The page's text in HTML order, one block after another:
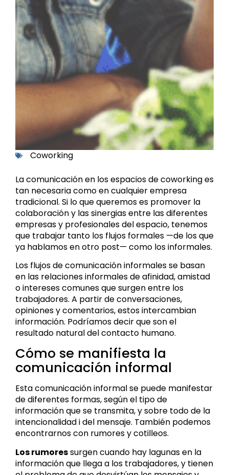
Coworking
La comunicación en los espacios de coworking es
tan necesaria como en cualquier empresa
tradicional. Si lo que queremos es promover la
colaboración y las sinergias entre las diferentes
empresas y profesionales del espacio, tenemos
que trabajar tanto los flujos formales —de los que
ya hablamos en otro post— como los informales.
Los flujos de comunicación informales se basan
en las relaciones informales de afinidad, amistad
o intereses comunes que surgen entre los
trabajadores. A partir de conversaciones,
opiniones y comentarios, estos intercambian
información. Podríamos decir que son el
resultado natural del contacto humano.
Cómo se manifiesta la
comunicación informal
Esta comunicación informal se puede manifestar
de diferentes formas, según el tipo de
información que se transmita, y sobre todo de la
intencionalidad i del mensaje. También podemos
encontrarnos con rumores y cotilleos.
Los rumoressurgen cuando hay lagunas en la
información que llega a los trabajadores, y tienen